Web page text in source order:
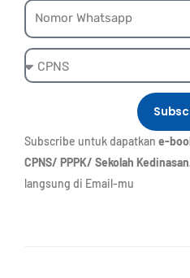
Whatsapp
Ebook
Subscribe untuk dapatkan e-
CPNS/ PPPK/ Sekolah
langsung di Email-mu